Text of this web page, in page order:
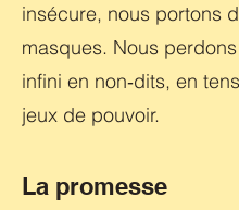
insécure, nous portons
masques. Nous
infini en non‑dits, en
jeux de pouvoir.
La promesse